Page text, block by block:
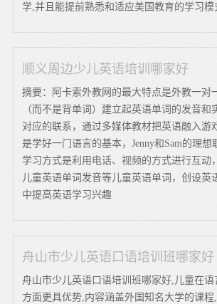
学,并且能提前熟悉和适应美国教育的学习模
顺义周边少儿英语培训哪家好
摘要：阿卡索外教网的最大特点是外教一对
（而不是背单词）建立起英语单词的发音和
对应的联系，通过多媒体教材把英语融入游
是学好一门语言的基本，Jenny和Sam的理想
学习方式是利用电话、视频的方式进行互动
儿童英语单词发音等儿童英语单词，创设英
中提高英语学习兴趣
舟山市少儿英语口语培训班哪家好
舟山市少儿英语口语培训班哪家好,儿童在
方面更具优势,内容涵盖外国知名大学的课